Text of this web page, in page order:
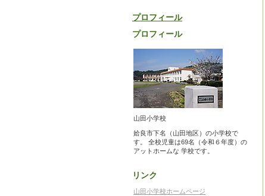
プロフィール
プロフィール
山田小学校
姶良市下名（山田地区）の小学校で
す。 全校児童は69名（令和６年度）の
アットホームな 学校です。
リンク
山田小学校ホームページ